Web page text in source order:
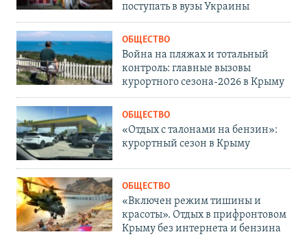
поступать в вузы Украины
ОБЩЕСТВО
Война на пляжах и тотальный
контроль: главные вызовы
курортного сезона-2026 в Крыму
ОБЩЕСТВО
«Отдых с талонами на бензин»:
курортный сезон в Крыму
ОБЩЕСТВО
«Включен режим тишины и
красоты». Отдых в прифронтовом
Крыму без интернета и бензина